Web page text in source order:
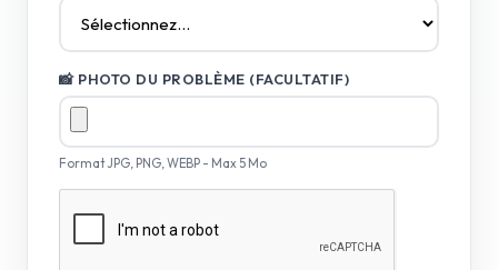
📸 PHOTO DU PROBLÈME (FACULTATIF)
Format JPG, PNG, WEBP - Max 5 Mo